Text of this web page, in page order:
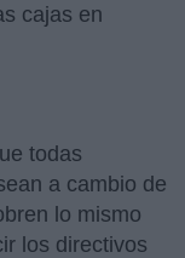
cajas en
todas
a cambio de
lo mismo
los directivos